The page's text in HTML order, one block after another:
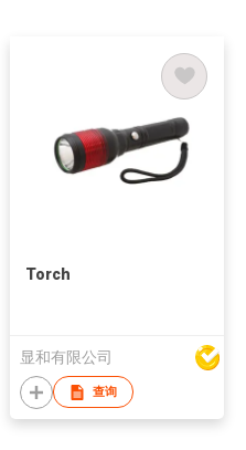
Torch
显和有限公司
查询